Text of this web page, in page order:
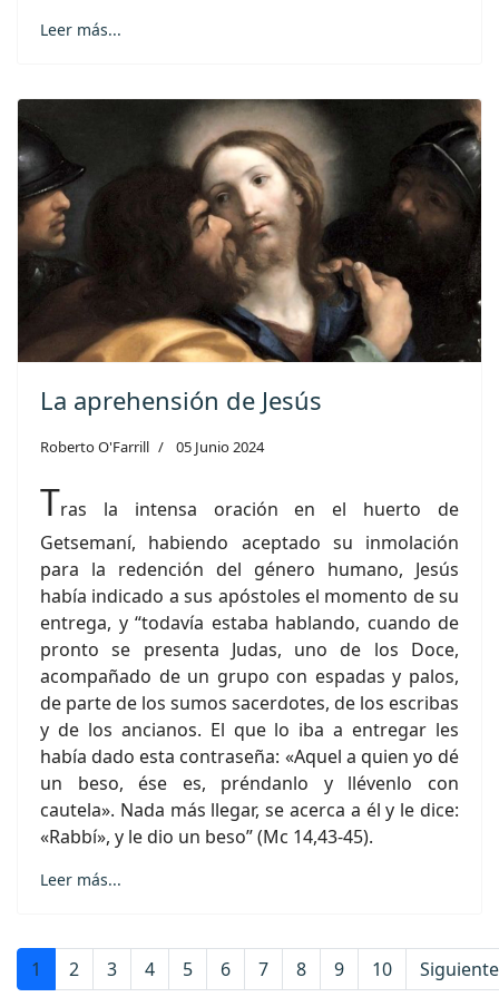
Leer más...
La aprehensión de Jesús
Roberto O'Farrill 05 Junio 2024
Tras la intensa oración en el huerto de
Getsemaní, habiendo aceptado su inmolación
para la redención del género humano, Jesús
había indicado a sus apóstoles el momento de su
entrega, y “todavía estaba hablando, cuando de
pronto se presenta Judas, uno de los Doce,
acompañado de un grupo con espadas y palos,
de parte de los sumos sacerdotes, de los escribas
y de los ancianos. El que lo iba a entregar les
había dado esta contraseña: «Aquel a quien yo dé
un beso, ése es, préndanlo y llévenlo con
cautela». Nada más llegar, se acerca a él y le dice:
«Rabbí», y le dio un beso” (Mc 14,43-45).
Leer más...
1 2 3 4 5 6 7 8 9 10 Siguiente